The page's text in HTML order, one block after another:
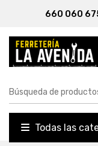
660 060
Todas las